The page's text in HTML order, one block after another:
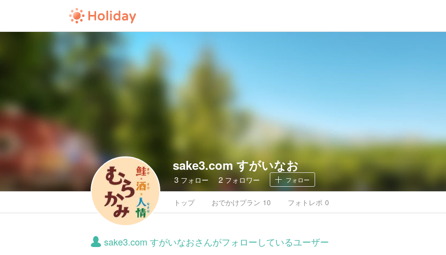
sake3.com すがいなお
3 フォロー 2 フォロワー フォロー
トップ おでかけプラン 10 フォトレポ 0
sake3.com すがいなおさんがフォローしているユーザー